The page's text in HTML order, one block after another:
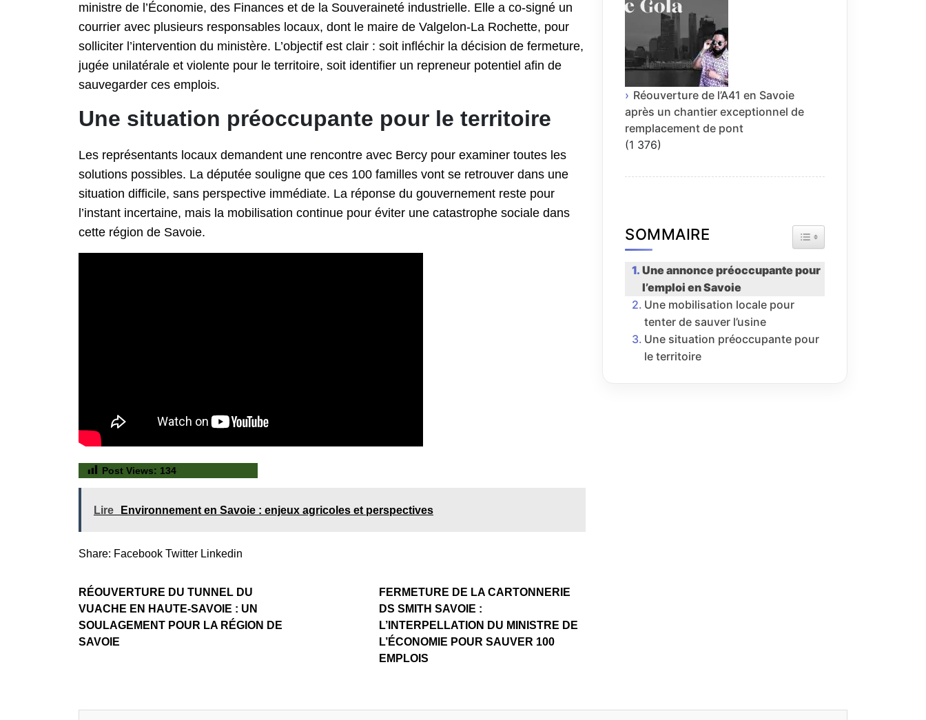
ministre de l’Économie, des Finances et de la Souveraineté industrielle. Elle a co-signé un
courrier avec plusieurs responsables locaux, dont le maire de Valgelon-La Rochette, pour
solliciter l’intervention du ministère. L’objectif est clair : soit infléchir la décision de fermeture,
jugée unilatérale et violente pour le territoire, soit identifier un repreneur potentiel afin de
sauvegarder ces emplois.
Une situation préoccupante pour le territoire
Les représentants locaux demandent une rencontre avec Bercy pour examiner toutes les
solutions possibles. La députée souligne que ces 100 familles vont se retrouver dans une
situation difficile, sans perspective immédiate. La réponse du gouvernement reste pour
l’instant incertaine, mais la mobilisation continue pour éviter une catastrophe sociale dans
cette région de Savoie.
Post Views: 134
Lire Environnement en Savoie : enjeux agricoles et perspectives
Share: Facebook Twitter Linkedin
RÉOUVERTURE DU TUNNEL DU
VUACHE EN HAUTE-SAVOIE : UN
SOULAGEMENT POUR LA RÉGION DE
SAVOIE
FERMETURE DE LA CARTONNERIE
DS SMITH SAVOIE :
L’INTERPELLATION DU MINISTRE DE
L’ÉCONOMIE POUR SAUVER 100
EMPLOIS
Réouverture de l’A41 en Savoie
après un chantier exceptionnel de
remplacement de pont
(1 376)
SOMMAIRE TOGGLE TABLE OF
Une annonce préoccupante pour
l’emploi en Savoie
Une mobilisation locale pour
tenter de sauver l’usine
Une situation préoccupante pour
le territoire